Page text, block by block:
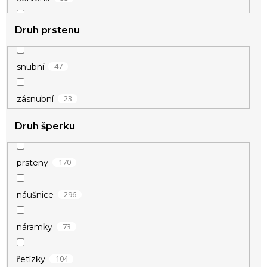
duhová 2
fialová 17
hnědá 4
champagne
modrá 62
okrová
oranžová 9
perleťová 4
Druh prstenu
snubní 47
zásnubní 23
Druh šperku
prsteny 170
náušnice 296
náramky 73
řetízky 104